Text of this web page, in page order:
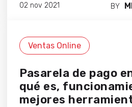
02 nov 2021 BY
Ventas Online
Pasarela de pago
qué es,
mejores